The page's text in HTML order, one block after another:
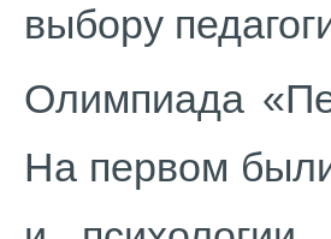
выбору
Олимпиада
На первом